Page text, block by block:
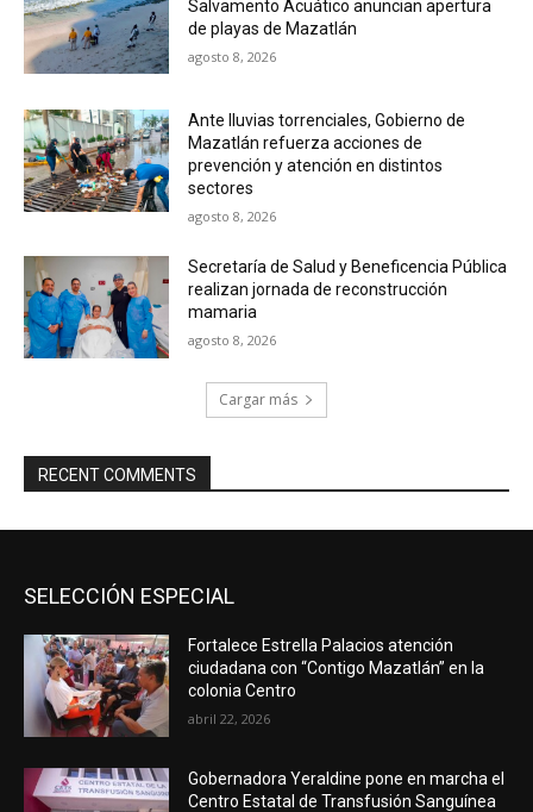
Salvamento Acuático anuncian apertura
de playas de Mazatlán
agosto 8, 2026
Ante lluvias torrenciales, Gobierno de
Mazatlán refuerza acciones de
prevención y atención en distintos
sectores
agosto 8, 2026
Secretaría de Salud y Beneficencia Pública
realizan jornada de reconstrucción
mamaria
agosto 8, 2026
Cargar más
RECENT COMMENTS
SELECCIÓN ESPECIAL
Fortalece Estrella Palacios atención
ciudadana con “Contigo Mazatlán” en la
colonia Centro
abril 22, 2026
Gobernadora Yeraldine pone en marcha el
Centro Estatal de Transfusión Sanguínea